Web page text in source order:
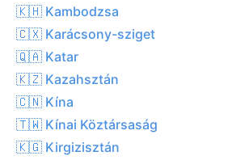
🇰🇭 Kambodzsa
🇨🇽 Karácsony-sziget
🇶🇦 Katar
🇰🇿 Kazahsztán
🇨🇳 Kína
🇹🇼 Kínai Köztársaság
🇰🇬 Kirgizisztán